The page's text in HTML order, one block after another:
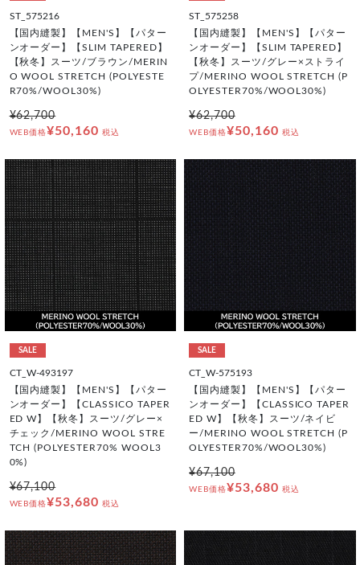
ST_575216
【国内縫製】【MEN'S】【パター
ンオーダー】【SLIM TAPERED】
【秋冬】スーツ/ブラウン/MERIN
O WOOL STRETCH (POLYESTE
R70%/WOOL30%)
¥62,700
WEB価格¥50,160 税込
ST_575258
【国内縫製】【MEN'S】【パター
ンオーダー】【SLIM TAPERED】
【秋冬】スーツ/グレー×ストライ
プ/MERINO WOOL STRETCH (P
OLYESTER70%/WOOL30%)
¥62,700
WEB価格¥50,160 税込
SALE
CT_W-493197
【国内縫製】【MEN'S】【パター
ンオーダー】【CLASSICO TAPER
ED W】【秋冬】スーツ/グレー×
チェック/MERINO WOOL STRE
TCH (POLYESTER70% WOOL3
0%)
¥67,100
WEB価格¥53,680 税込
SALE
CT_W-575193
【国内縫製】【MEN'S】【パター
ンオーダー】【CLASSICO TAPER
ED W】【秋冬】スーツ/ネイビ
ー/MERINO WOOL STRETCH (P
OLYESTER70%/WOOL30%)
¥67,100
WEB価格¥53,680 税込